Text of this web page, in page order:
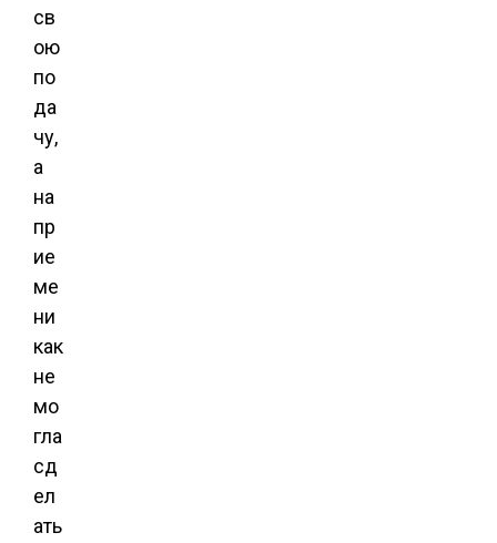
св
ою
по
да
чу,
а
на
пр
ие
ме
ни
как
не
мо
гла
сд
ел
ать